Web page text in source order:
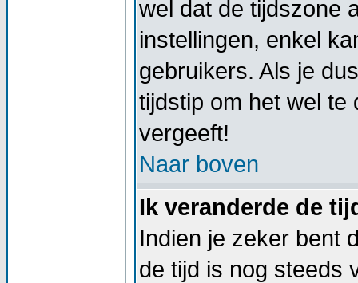
wel dat de tijdszone
instellingen, enkel
gebruikers. Als je
tijdstip om het wel te
vergeeft!
Naar boven
Ik veranderde de
Indien je zeker bent
de tijd is nog steeds